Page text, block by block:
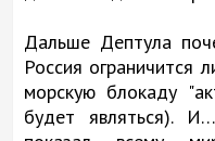
Дальше Дептула
Россия ограничится
морскую блокаду
будет являться).